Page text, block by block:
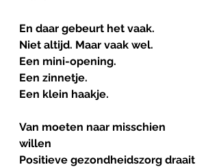
En daar gebeurt het vaak.
Niet altijd. Maar vaak wel.
Een mini-opening.
Een zinnetje.
Een klein haakje.
Van moeten naar misschien
willen
Positieve gezondheidszorg draait